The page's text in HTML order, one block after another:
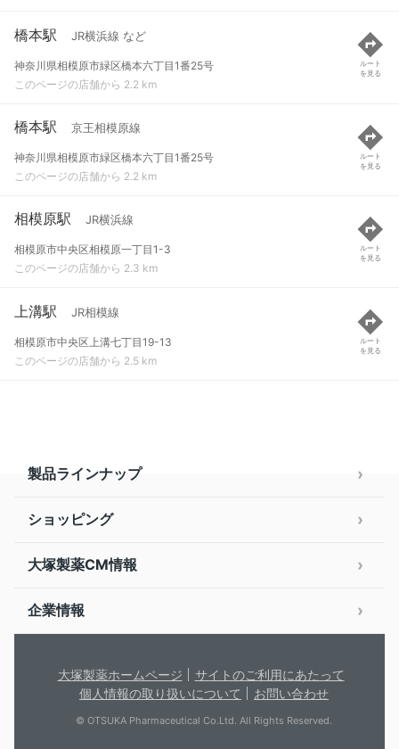
橋本駅 JR横浜線 など
神奈川県相模原市緑区橋本六丁目1番25号
このページの店舗から 2.2 km
ルート
を見る
橋本駅 京王相模原線
神奈川県相模原市緑区橋本六丁目1番25号
このページの店舗から 2.2 km
ルート
を見る
相模原駅 JR横浜線
相模原市中央区相模原一丁目1-3
このページの店舗から 2.3 km
ルート
を見る
上溝駅 JR相模線
相模原市中央区上溝七丁目19-13
このページの店舗から 2.5 km
ルート
を見る
製品ラインナップ
ショッピング
大塚製薬CM情報
企業情報
大塚製薬ホームページ
サイトのご利用にあたって
個人情報の取り扱いについて
お問い合わせ
© OTSUKA Pharmaceutical Co.Ltd. All Rights Reserved.